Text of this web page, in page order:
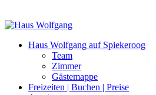
Haus Wolfgang auf Spiekeroog
Team
Zimmer
Gästemappe
Freizeiten | Buchen | Preise